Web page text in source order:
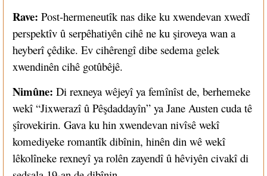
Rave: Post-hermeneutîk nas dike ku xwendevan xwedî
perspektîv û serpêhatiyên cihê ne ku şiroveya wan a
heyberî çêdike. Ev cihêrengî dibe sedema gelek
xwendinên cihê gotûbêjê.
Nimûne: Di rexneya wêjeyî ya femînîst de, berhemeke
wekî “Jixwerazî û Pêşdaddayîn” ya Jane Austen cuda tê
şîrovekirin. Gava ku hin xwendevan nivîsê wekî
komediyeke romantîk dibînin, hinên din wê wekî
lêkolîneke rexneyî ya rolên zayendî û hêviyên civakî di